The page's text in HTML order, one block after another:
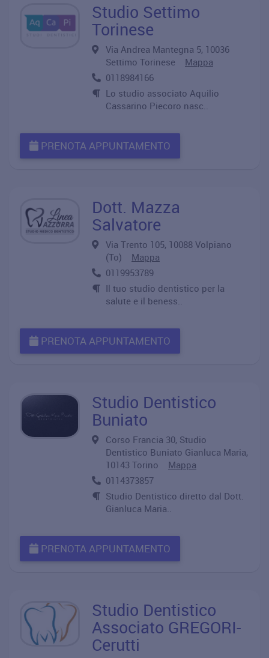
Studio Settimo
Torinese
Via Andrea Mantegna 5, 10036
Settimo Torinese Mappa
0118984166
Lo studio associato Aquilio
Cassarino Piecoro nasc..
PRENOTA APPUNTAMENTO
Dott. Mazza
Salvatore
Via Trento 105, 10088 Volpiano
(To) Mappa
0119953789
Il tuo studio dentistico per la
salute e il beness..
PRENOTA APPUNTAMENTO
Studio Dentistico
Buniato
Corso Francia 30, Studio
Dentistico Buniato Gianluca Maria,
10143 Torino Mappa
0114373857
Studio Dentistico diretto dal Dott.
Gianluca Maria..
PRENOTA APPUNTAMENTO
Studio Dentistico
Associato GREGORI-
Cerutti